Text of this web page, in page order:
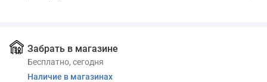
Забрать в магазине
Бесплатно, сегодня
Наличие в магазинах